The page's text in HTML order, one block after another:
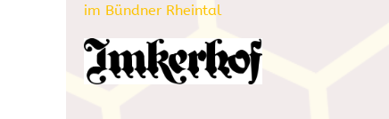
im Bündner Rheintal